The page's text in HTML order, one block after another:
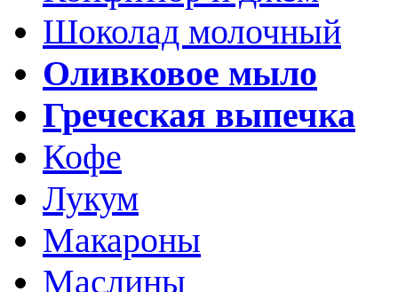
Шоколад молочный
Оливковое мыло
Греческая выпечка
Кофе
Лукум
Макароны
Маслины